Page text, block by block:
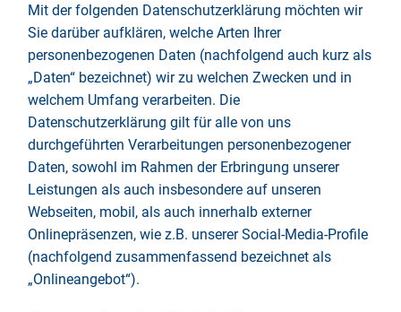
Mit der folgenden Datenschutzerklärung möchten wir
Sie darüber aufklären, welche Arten Ihrer
personenbezogenen Daten (nachfolgend auch kurz als
„Daten“ bezeichnet) wir zu welchen Zwecken und in
welchem Umfang verarbeiten. Die
Datenschutzerklärung gilt für alle von uns
durchgeführten Verarbeitungen personenbezogener
Daten, sowohl im Rahmen der Erbringung unserer
Leistungen als auch insbesondere auf unseren
Webseiten, mobil, als auch innerhalb externer
Onlinepräsenzen, wie z.B. unserer Social-Media-Profile
(nachfolgend zusammenfassend bezeichnet als
„Onlineangebot“).